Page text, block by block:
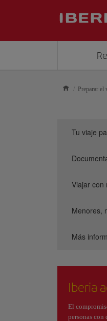
Preparar el
Tu viaje
Viajar con
Menores,
Más
Iberia
El
personas con